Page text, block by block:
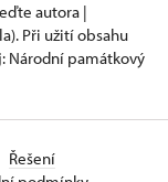
autora |
Při užití obsahu
Národní památkový
Řešení